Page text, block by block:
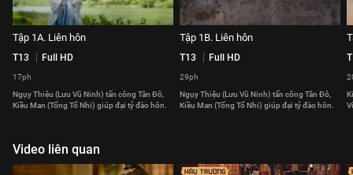
Tập 1A. Liên hôn
T13 Full HD
17ph
Ngụy Thiệu (Lưu Vũ Ninh) tấn công Tân Đô,
Kiều Man (Tống Tổ Nhi) giúp đại tỷ đào hôn.
Tập 1B. Liên hôn
T13 Full HD
29ph
Ngụy Thiệu (Lưu Vũ Ninh) tấn công Tân Đô,
Kiều Man (Tống Tổ Nhi) giúp đại tỷ đào hôn.
Video liên quan